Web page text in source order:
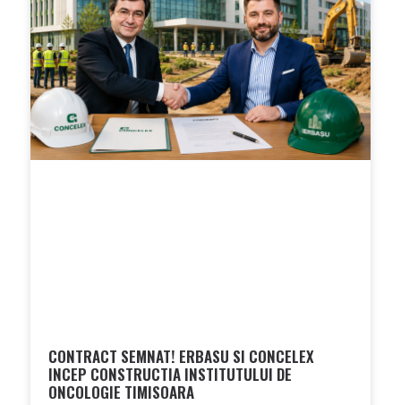
CONTRACT SEMNAT! ERBASU SI CONCELEX
INCEP CONSTRUCTIA INSTITUTULUI DE
ONCOLOGIE TIMISOARA